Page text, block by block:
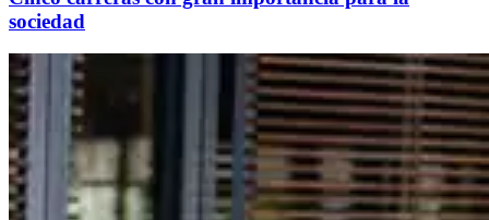
sociedad